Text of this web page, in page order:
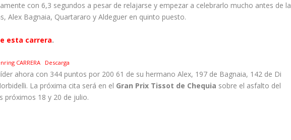
con 6,3 segundos a pesar de relajarse y empezar a celebrarlo mucho antes de la
Alex Bagnaia, Quartararo y Aldeguer en quinto puesto.
esta carrera.
CARRERA Descarga
ahora con 344 puntos por 200 61 de su hermano Alex, 197 de Bagnaia, 142 de Di
La próxima cita será en el Gran Prix Tissot de Chequia sobre el asfalto del
próximos 18 y 20 de julio.